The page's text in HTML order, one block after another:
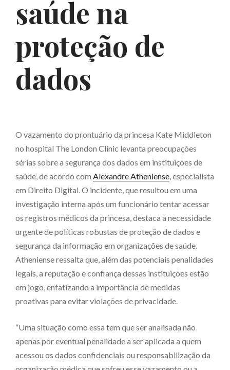
saúde na
proteção de
dados
O vazamento do prontuário da princesa Kate Middleton
no hospital The London Clinic levanta preocupações
sérias sobre a segurança dos dados em instituições de
saúde, de acordo com Alexandre Atheniense , especialista
em Direito Digital. O incidente, que resultou em uma
investigação interna após um funcionário tentar acessar
os registros médicos da princesa, destaca a necessidade
urgente de políticas robustas de proteção de dados e
segurança da informação em organizações de saúde.
Atheniense ressalta que, além das potenciais penalidades
legais, a reputação e confiança dessas instituições estão
em jogo, enfatizando a importância de medidas
proativas para evitar violações de privacidade.
“Uma situação como essa tem que ser analisada não
apenas por eventual penalidade a ser aplicada a quem
acessou os dados confidenciais ou responsabilização da